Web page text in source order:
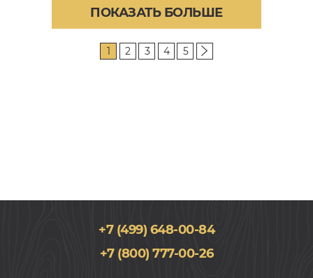
ПОКАЗАТЬ БОЛЬШЕ
1 2 3 4 5
+7 (499) 648-00-84
+7 (800) 777-00-26